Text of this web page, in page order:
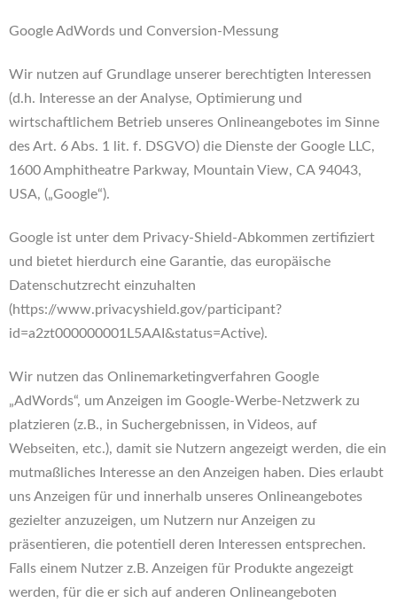
Google AdWords und Conversion-Messung
Wir nutzen auf Grundlage unserer berechtigten Interessen
(d.h. Interesse an der Analyse, Optimierung und
wirtschaftlichem Betrieb unseres Onlineangebotes im Sinne
des Art. 6 Abs. 1 lit. f. DSGVO) die Dienste der Google LLC,
1600 Amphitheatre Parkway, Mountain View, CA 94043,
USA, („Google“).
Google ist unter dem Privacy-Shield-Abkommen zertifiziert
und bietet hierdurch eine Garantie, das europäische
Datenschutzrecht einzuhalten
(https://www.privacyshield.gov/participant?
id=a2zt000000001L5AAI&status=Active).
Wir nutzen das Onlinemarketingverfahren Google
„AdWords“, um Anzeigen im Google-Werbe-Netzwerk zu
platzieren (z.B., in Suchergebnissen, in Videos, auf
Webseiten, etc.), damit sie Nutzern angezeigt werden, die ein
mutmaßliches Interesse an den Anzeigen haben. Dies erlaubt
uns Anzeigen für und innerhalb unseres Onlineangebotes
gezielter anzuzeigen, um Nutzern nur Anzeigen zu
präsentieren, die potentiell deren Interessen entsprechen.
Falls einem Nutzer z.B. Anzeigen für Produkte angezeigt
werden, für die er sich auf anderen Onlineangeboten